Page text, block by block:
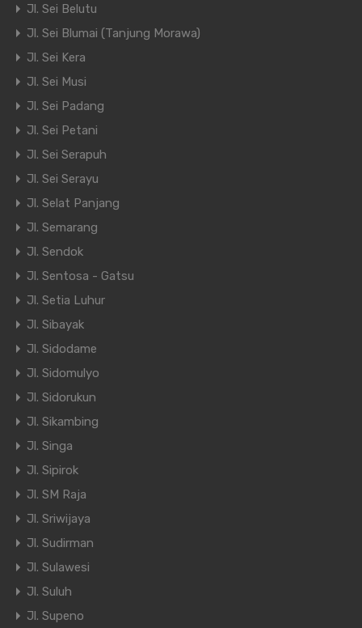
Jl. Sei Belutu
Jl. Sei Blumai (Tanjung Morawa)
Jl. Sei Kera
Jl. Sei Musi
Jl. Sei Padang
Jl. Sei Petani
Jl. Sei Serapuh
Jl. Sei Serayu
Jl. Selat Panjang
Jl. Semarang
Jl. Sendok
Jl. Sentosa - Gatsu
Jl. Setia Luhur
Jl. Sibayak
Jl. Sidodame
Jl. Sidomulyo
Jl. Sidorukun
Jl. Sikambing
Jl. Singa
Jl. Sipirok
Jl. SM Raja
Jl. Sriwijaya
Jl. Sudirman
Jl. Sulawesi
Jl. Suluh
Jl. Supeno